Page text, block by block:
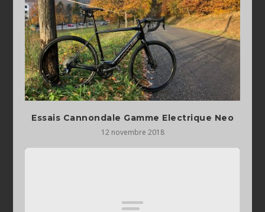
Essais Cannondale Gamme Electrique Neo
12 novembre 2018